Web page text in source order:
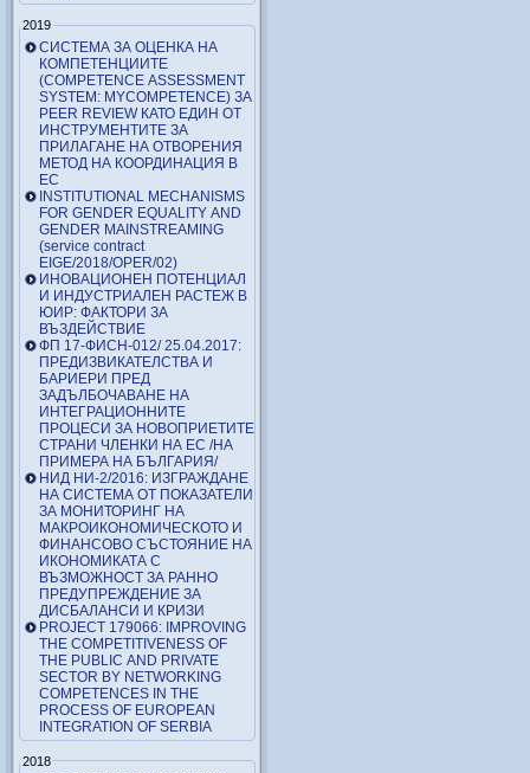
2019
СИСТЕМА ЗА ОЦЕНКА НА
КОМПЕТЕНЦИИТЕ
(COMPETENCE ASSESSMENT
SYSTEM: MYCOMPETENCE) ЗА
PEER REVIEW КАТО ЕДИН ОТ
ИНСТРУМЕНТИТЕ ЗА
ПРИЛАГАНЕ НА ОТВОРЕНИЯ
МЕТОД НА КООРДИНАЦИЯ В
ЕС
INSTITUTIONAL MECHANISMS
FOR GENDER EQUALITY AND
GENDER MAINSTREAMING
(service contract
EIGE/2018/OPER/02)
ИНОВАЦИОНЕН ПОТЕНЦИАЛ
И ИНДУСТРИАЛЕН РАСТЕЖ В
ЮИР: ФАКТОРИ ЗА
ВЪЗДЕЙСТВИЕ
ФП 17-ФИСН-012/ 25.04.2017:
ПРЕДИЗВИКАТЕЛСТВА И
БАРИЕРИ ПРЕД
ЗАДЪЛБОЧАВАНЕ НА
ИНТЕГРАЦИОННИТЕ
ПРОЦЕСИ ЗА НОВОПРИЕТИТЕ
СТРАНИ ЧЛЕНКИ НА ЕС /НА
ПРИМЕРА НА БЪЛГАРИЯ/
НИД НИ-2/2016: ИЗГРАЖДАНЕ
НА СИСТЕМА ОТ ПОКАЗАТЕЛИ
ЗА МОНИТОРИНГ НА
МАКРОИКОНОМИЧЕСКОТО И
ФИНАНСОВО СЪСТОЯНИЕ НА
ИКОНОМИКАТА С
ВЪЗМОЖНОСТ ЗА РАННО
ПРЕДУПРЕЖДЕНИЕ ЗА
ДИСБАЛАНСИ И КРИЗИ
PROJECT 179066: IMPROVING
THE COMPETITIVENESS OF
THE PUBLIC AND PRIVATE
SECTOR BY NETWORKING
COMPETENCES IN THE
PROCESS OF EUROPEAN
INTEGRATION OF SERBIA
2018